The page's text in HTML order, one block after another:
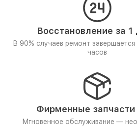
Восстановление за 1
В 90% случаев ремонт завершается
часов
Фирменные запчасти
Мгновенное обслуживание —